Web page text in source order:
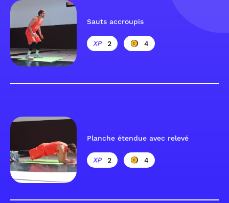
Sauts accroupis
2 4
Planche étendue avec relevé
2 4